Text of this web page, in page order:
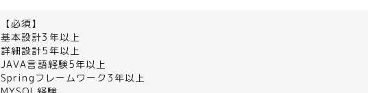
【必須】
基本設計3年以上
詳細設計5年以上
JAVA言語経験5年以上
Springフレームワーク3年以上